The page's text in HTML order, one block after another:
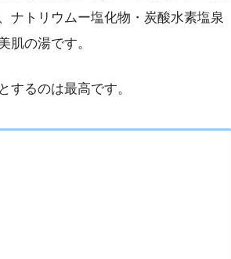
ナトリウムー塩化物・炭酸水素塩泉
肌の湯です。
するのは最高です。